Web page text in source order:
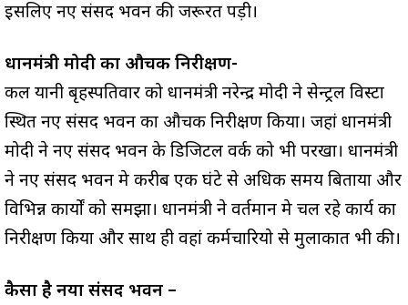
इसलिए नए संसद भवन की जरूरत पड़ी।
प्रधानमंत्री मोदी का औचक निरीक्षण-
कल यानी बृहस्पतिवार को प्रधानमंत्री नरेन्द्र मोदी ने सेन्ट्रल विस्टा
स्थित नए संसद भवन का औचक निरीक्षण किया। जहां प्रधानमंत्री
मोदी ने नए संसद भवन के डिजिटल वर्क को भी परखा। प्रधानमंत्री
ने नए संसद भवन मे करीब एक घंटे से अधिक समय बिताया और
विभिन्न कार्यों को समझा। प्रधानमंत्री ने वर्तमान मे चल रहे कार्य का
निरीक्षण किया और साथ ही वहां कर्मचारियो से मुलाकात भी की।
कैसा है नया संसद भवन –